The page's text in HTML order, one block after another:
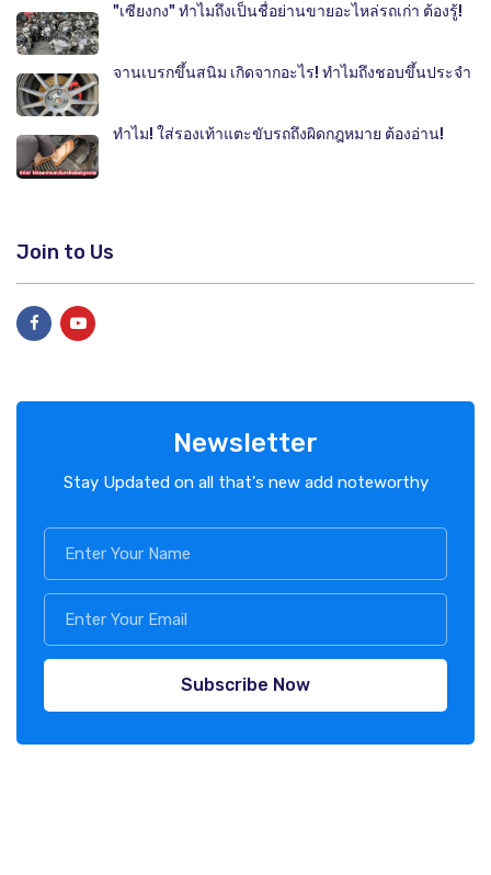
"เซียงกง" ทำไมถึงเป็นชื่อย่านขายอะไหล่รถเก่า ต้องรู้!
จานเบรกขึ้นสนิม เกิดจากอะไร! ทำไมถึงชอบขึ้นประจำ
ทำไม! ใส่รองเท้าแตะขับรถถึงผิดกฎหมาย ต้องอ่าน!
Join to Us
Newsletter
Stay Updated on all that's new add noteworthy
Subscribe Now